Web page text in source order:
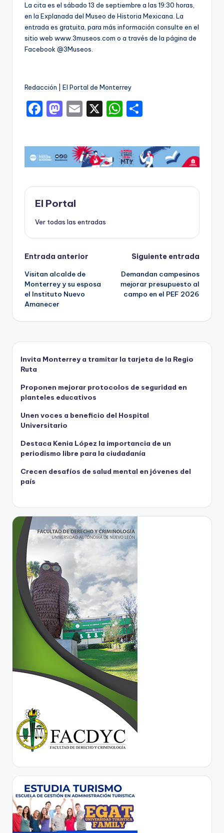
La cita es el sábado 13 de septiembre a las 19:30 horas,
en la Explanada del Museo de Historia Mexicana. La
entrada es gratuita, para más información consulte en el
sitio web www.3museos.com o a través de la página de
Facebook @3Museos.
Redacción | El Portal de Monterrey
F
c
e
b
o
o
k
M
st
o
d
o
n
E
ai
l
X
W
a
ts
A
p
m
p
ar
ti
El Portal
Ver todas las entradas
Navegación
de
entradas
Entrada anterior
Visitan alcalde de
Monterrey y su esposa
el Instituto Nuevo
Amanecer
Siguiente entrada
Demandan campesinos
mejorar presupuesto al
campo en el PEF 2026
Invita Monterrey a tramitar la tarjeta de la Regio
Ruta
Proponen mejorar protocolos de seguridad en
planteles educativos
Unen voces a beneficio del Hospital
Universitario
Destaca Kenia López la importancia de un
periodismo libre para la ciudadanía
Crecen desafíos de salud mental en jóvenes del
país